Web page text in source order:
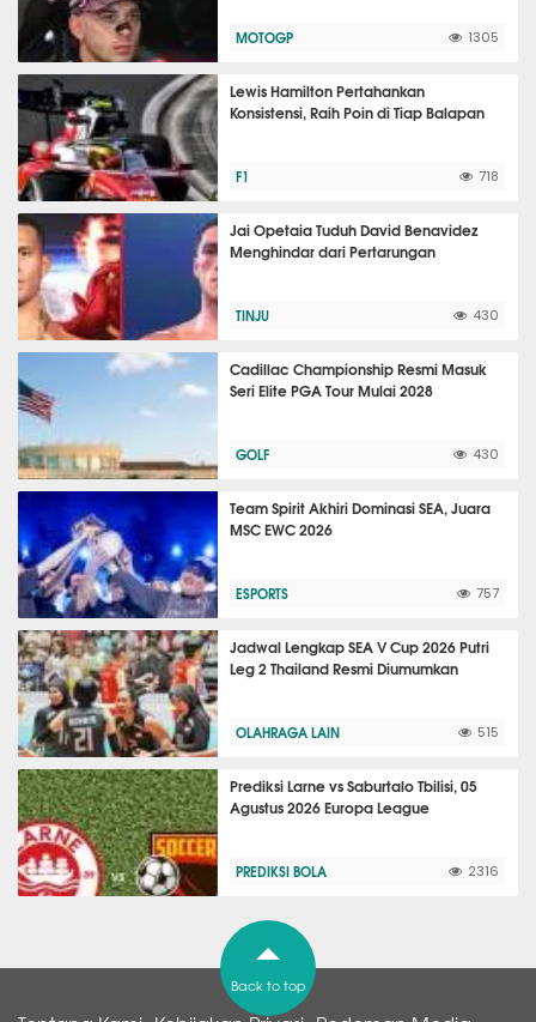
MOTOGP 1305
Lewis Hamilton Pertahankan
Konsistensi, Raih Poin di Tiap Balapan
F1 718
Jai Opetaia Tuduh David Benavidez
Menghindar dari Pertarungan
TINJU 430
Cadillac Championship Resmi Masuk
Seri Elite PGA Tour Mulai 2028
GOLF 430
Team Spirit Akhiri Dominasi SEA, Juara
MSC EWC 2026
ESPORTS 757
Jadwal Lengkap SEA V Cup 2026 Putri
Leg 2 Thailand Resmi Diumumkan
OLAHRAGA LAIN 515
Prediksi Larne vs Saburtalo Tbilisi, 05
Agustus 2026 Europa League
PREDIKSI BOLA 2316
Back to top